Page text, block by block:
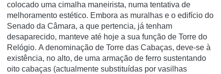
colocado uma cimalha maneirista, numa tentativa de
melhoramento estético. Embora as muralhas e o edifício do
Senado da Câmara, a que pertencia, já tenham
desaparecido, manteve até hoje a sua função de Torre do
Relógio. A denominação de Torre das Cabaças, deve-se à
existência, no alto, de uma armação de ferro sustentando
oito cabaças (actualmente substituídas por vasilhas